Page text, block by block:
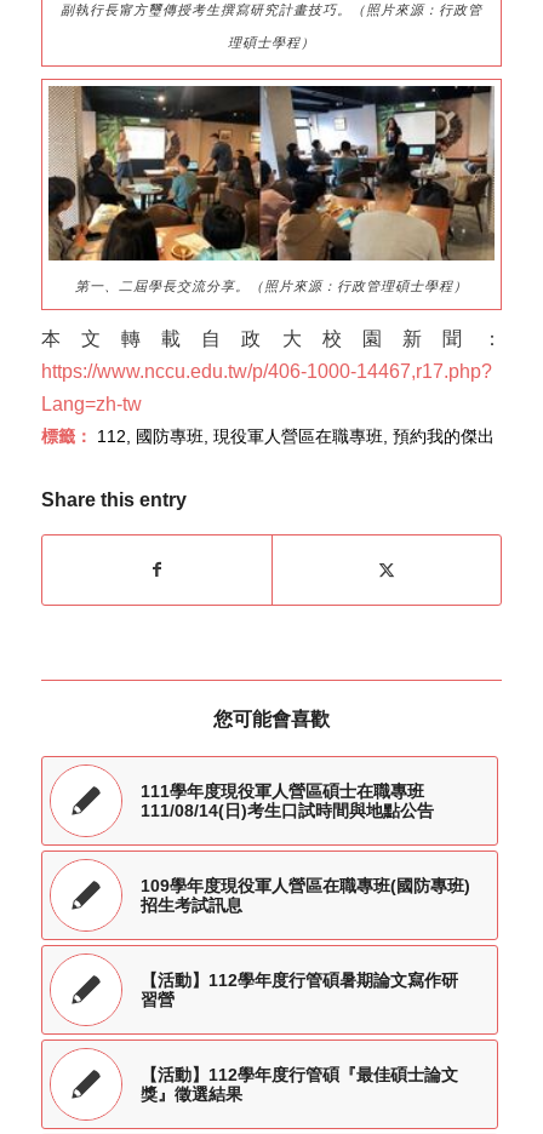
副執行長甯方璽傳授考生撰寫研究計畫技巧。（照片來源：行政管
理碩士學程）
第一、二屆學長交流分享。（照片來源：行政管理碩士學程）
本文轉載自政大校園新聞：
https://www.nccu.edu.tw/p/406-1000-14467,r17.php?
Lang=zh-tw
標籤： 112 國防專班 現役軍人營區在職專班 預約我的傑出
Share this entry
您可能會喜歡
111學年度現役軍人營區碩士在職專班
111/08/14(日)考生口試時間與地點公告
109學年度現役軍人營區在職專班(國防專班)
招生考試訊息
【活動】112學年度行管碩暑期論文寫作研
習營
【活動】112學年度行管碩『最佳碩士論文
獎』徵選結果